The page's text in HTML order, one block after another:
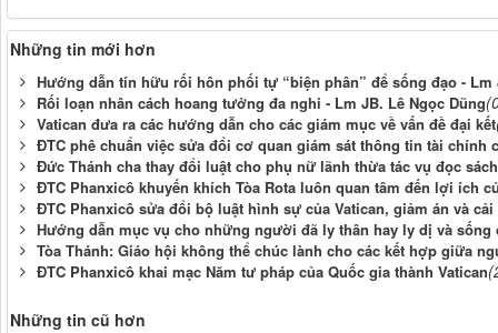
Những tin mới hơn
Hướng dẫn tín hữu rối hôn phối tự “biện phân” để sống đạo - Lm
Rối loạn nhân cách hoang tưởng đa nghi - Lm JB. Lê Ngọc Dũng
Vatican đưa ra các hướng dẫn cho các giám mục về vấn đề đại kết
ĐTC phê chuẩn việc sửa đổi cơ quan giám sát thông tin tài chính
Đức Thánh cha thay đổi luật cho phụ nữ lãnh thừa tác vụ đọc
ĐTC Phanxicô khuyến khích Tòa Rota luôn quan tâm đến lợi ích
ĐTC Phanxicô sửa đổi bộ luật hình sự của Vatican, giảm án và
Hướng dẫn mục vụ cho những người đã ly thân hay ly dị và sống
Tòa Thánh: Giáo hội không thể chúc lành cho các kết hợp giữa
ĐTC Phanxicô khai mạc Năm tư pháp của Quốc gia thành Vatican
Những tin cũ hơn